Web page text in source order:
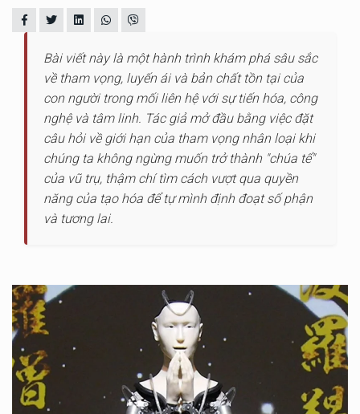
Bài viết này là một hành trình khám phá sâu sắc
về tham vọng, luyến ái và bản chất tồn tại của
con người trong mối liên hệ với sự tiến hóa, công
nghệ và tâm linh. Tác giả mở đầu bằng việc đặt
câu hỏi về giới hạn của tham vọng nhân loại khi
chúng ta không ngừng muốn trở thành "chúa tể"
của vũ trụ, thậm chí tìm cách vượt qua quyền
năng của tạo hóa để tự mình định đoạt số phận
và tương lai.